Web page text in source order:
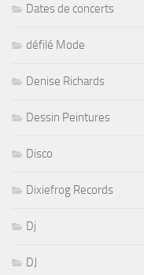
Dates de concerts
défilé Mode
Denise Richards
Dessin Peintures
Disco
Dixiefrog Records
Dj
DJ